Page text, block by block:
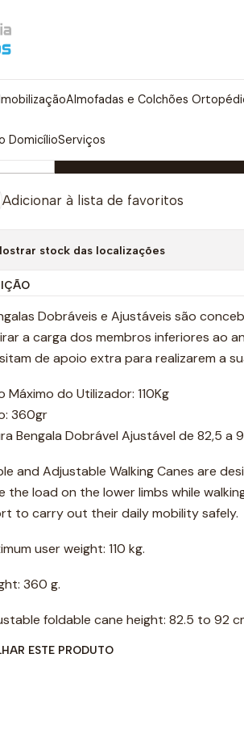
Almofadas e Colchões
DomicílioServiços
DOBRAVEL
Adicionar à lista de favoritos
stock das localizações
Dobráveis e Ajustáveis são
a carga dos membros inferiores ao
de apoio extra para realizarem a
Máximo do Utilizador: 110Kg
360gr
Bengala Dobrável Ajustável de 82,5 a
and Adjustable Walking Canes are
the load on the lower limbs while
to carry out their daily mobility safely.
user weight: 110 kg.
360 g.
foldable cane height: 82.5 to 92
ESTE PRODUTO